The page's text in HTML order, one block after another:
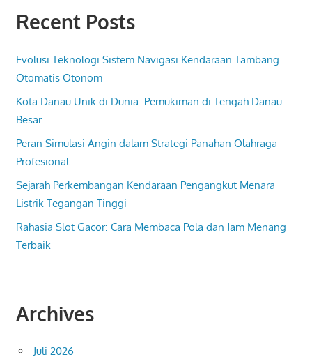
Recent Posts
Evolusi Teknologi Sistem Navigasi Kendaraan Tambang
Otomatis Otonom
Kota Danau Unik di Dunia: Pemukiman di Tengah Danau
Besar
Peran Simulasi Angin dalam Strategi Panahan Olahraga
Profesional
Sejarah Perkembangan Kendaraan Pengangkut Menara
Listrik Tegangan Tinggi
Rahasia Slot Gacor: Cara Membaca Pola dan Jam Menang
Terbaik
Archives
Juli 2026